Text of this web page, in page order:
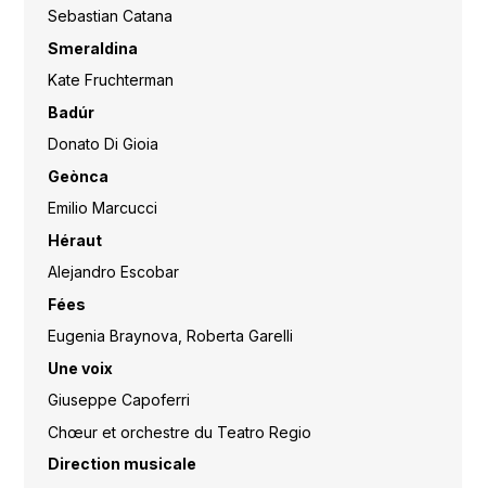
Sebastian Catana
Smeraldina
Kate Fruchterman
Badúr
Donato Di Gioia
Geònca
Emilio Marcucci
Héraut
Alejandro Escobar
Fées
Eugenia Braynova, Roberta Garelli
Une voix
Giuseppe Capoferri
Chœur et orchestre du Teatro Regio
Direction musicale